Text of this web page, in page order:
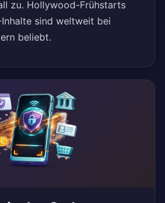
zu. Hollywood-Frühstarts
sind weltweit bei
beliebt.